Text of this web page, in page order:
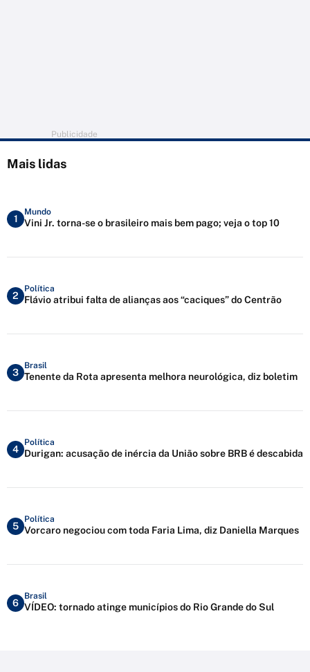
Publicidade
Mais lidas
1
Mundo
Vini Jr. torna-se o brasileiro mais bem pago; veja o top 10
2
Política
Flávio atribui falta de alianças aos “caciques” do Centrão
3
Brasil
Tenente da Rota apresenta melhora neurológica, diz boletim
4
Política
Durigan: acusação de inércia da União sobre BRB é descabida
5
Política
Vorcaro negociou com toda Faria Lima, diz Daniella Marques
6
Brasil
VÍDEO: tornado atinge municípios do Rio Grande do Sul